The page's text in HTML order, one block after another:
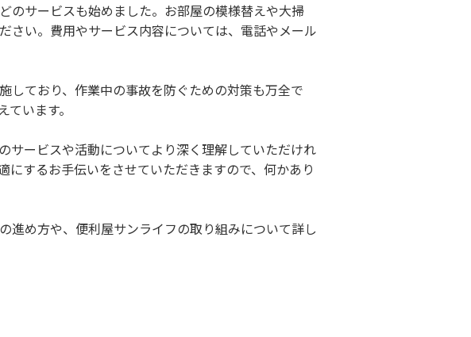
のサービスも始めました。お部屋の模様替えや大掃
さい。費用やサービス内容については、電話やメール
しており、作業中の事故を防ぐための対策も万全で
います。
サービスや活動についてより深く理解していただけれ
にするお手伝いをさせていただきますので、何かあり
進め方や、便利屋サンライフの取り組みについて詳し